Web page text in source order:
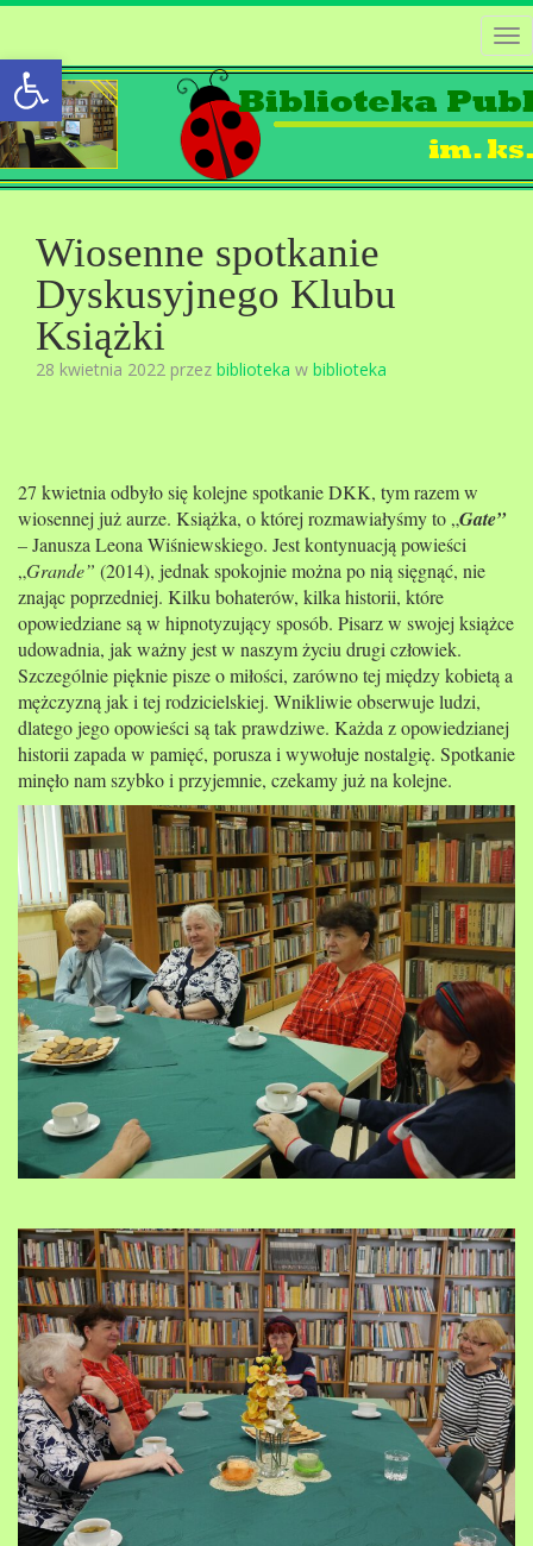
Open toolbar
Wiosenne spotkanie
Dyskusyjnego Klubu
Książki
28 kwietnia 2022 przez biblioteka w biblioteka
27 kwietnia odbyło się kolejne spotkanie DKK, tym razem w
wiosennej już aurze. Książka, o której rozmawiałyśmy to „Gate”
–Janusza Leona Wiśniewskiego. Jest kontynuacją powieści
„Grande” (2014), jednak spokojnie można po nią sięgnąć, nie
znając poprzedniej. Kilku bohaterów, kilka historii, które
opowiedziane są w hipnotyzujący sposób. Pisarz w swojej książce
udowadnia, jak ważny jest w naszym życiu drugi człowiek.
Szczególnie pięknie pisze o miłości, zarówno tej między kobietą a
mężczyzną jak i tej rodzicielskiej. Wnikliwie obserwuje ludzi,
dlatego jego opowieści są tak prawdziwe. Każda z opowiedzianej
historii zapada w pamięć, porusza i wywołuje nostalgię. Spotkanie
minęło nam szybko i przyjemnie, czekamy już na kolejne.